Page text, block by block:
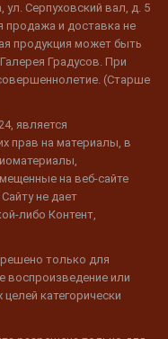
ул. Серпуховский вал, д. 5
продажа и доставка не
продукция может быть
Градусов. При
(Старше
является
прав на материалы, в
на веб-сайте
не дает
либо Контент,
только для
воспроизведение или
категорически